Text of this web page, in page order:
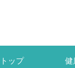
トップ